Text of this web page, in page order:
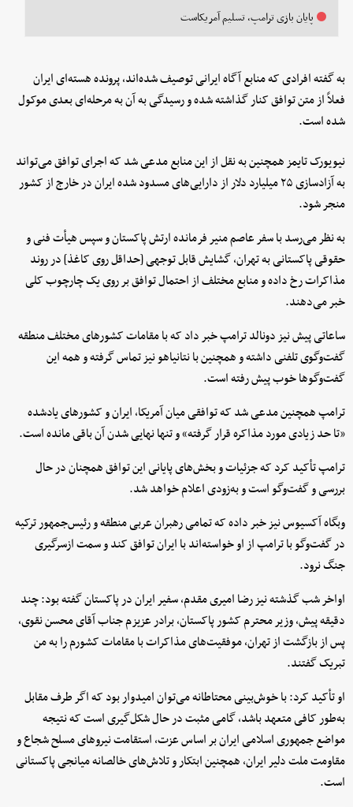
پایان بازی ترامپ، تسلیم آمریکاست
به گفته افرادی که منابع آگاه ایرانی توصیف شده‌اند، پرونده هسته‌ای ایران
فعلاً از متن توافق کنار گذاشته شده و رسیدگی به آن به مرحله‌ای بعدی موکول
شده است.
نیویورک تایمز همچنین به نقل از این منابع مدعی شد که اجرای توافق می‌تواند
به آزادسازی ۲۵ میلیارد دلار از دارایی‌های مسدود شده ایران در خارج از کشور
منجر شود.
به نظر می‌رسد با سفر عاصم منیر فرمانده ارتش پاکستان و سپس هیأت فنی و
حقوقی پاکستانی به تهران، گشایش قابل توجهی [حداقل روی کاغذ] در روند
مذاکرات رخ داده و منابع مختلف از احتمال توافق بر روی یک چارچوب کلی
خبر می‌دهند.
ساعاتی پیش نیز دونالد ترامپ خبر داد که با مقامات کشورهای مختلف منطقه
گفت‌وگوی تلفنی داشته و همچنین با نتانیاهو نیز تماس گرفته و همه این
گفت‌وگوها خوب پیش رفته است.
ترامپ همچنین مدعی شد که توافقی میان آمریکا، ایران و کشورهای یادشده
«تا حد زیادی مورد مذاکره قرار گرفته» و تنها نهایی شدن آن باقی مانده است.
ترامپ تأکید کرد که جزئیات و بخش‌های پایانی این توافق همچنان در حال
بررسی و گفت‌وگو است و به‌زودی اعلام خواهد شد.
وبگاه آکسیوس نیز خبر داده که تمامی رهبران عربی منطقه و رئیس‌جمهور ترکیه
در گفت‌وگو با ترامپ از او خواسته‌اند با ایران توافق کند و سمت ازسرگیری
جنگ نرود.
اواخر شب گذشته نیز رضا امیری مقدم، سفیر ایران در پاکستان گفته بود: چند
دقیقه پیش، وزیر محترم کشور پاکستان، برادر عزیزم جناب آقای محسن نقوی،
پس از بازگشت از تهران، موفقیت‌های مذاکرات با مقامات کشورم را به من
تبریک گفتند.
او تأکید کرد: با خوش‌بینی محتاطانه می‌توان امیدوار بود که اگر طرف مقابل
به‌طور کافی متعهد باشد، گامی مثبت در حال شکل‌گیری است که نتیجه
مواضع جمهوری اسلامی ایران بر اساس عزت، استقامت نیروهای مسلح شجاع و
مقاومت ملت دلیر ایران، همچنین ابتکار و تلاش‌های خالصانه میانجی پاکستانی
است.